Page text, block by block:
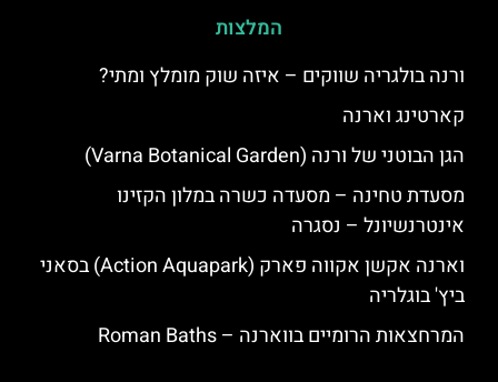
המלצות
ורנה בולגריה שווקים – איזה שוק מומלץ ומתי?
קארטינג וארנה
הגן הבוטני של ורנה (Varna Botanical Garden)
מסעדת טחינה – מסעדה כשרה במלון הקזינו
אינטרנשיונל – נסגרה
וארנה אקשן אקווה פארק (Action Aquapark) בסאני
ביץ' בוגלריה
המרחצאות הרומיים בווארנה – Roman Baths